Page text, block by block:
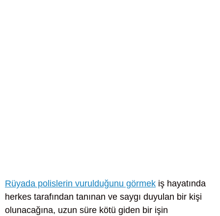
Rüyada polislerin vurulduğunu görmek iş hayatında
herkes tarafından tanınan ve saygı duyulan bir kişi
olunacağına, uzun süre kötü giden bir işin